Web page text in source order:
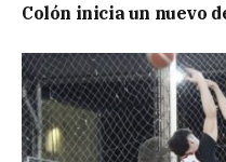
Colón inicia un nuevo